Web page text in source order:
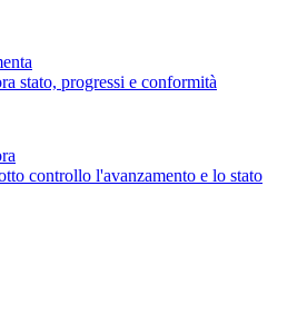
stato, progressi e conformità
controllo l'avanzamento e lo stato